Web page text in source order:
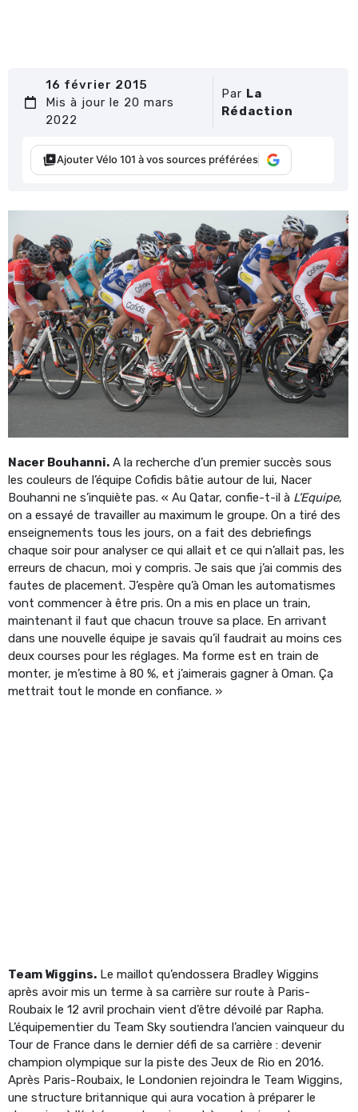
16 février 2015
Mis à jour le 20 mars
2022
Par La
Rédaction
Ajouter Vélo 101 à vos sources préférées
Nacer Bouhanni. A la recherche d’un premier succès sous
les couleurs de l’équipe Cofidis bâtie autour de lui, Nacer
Bouhanni ne s’inquiète pas. « Au Qatar, confie-t-il à L’Equipe,
on a essayé de travailler au maximum le groupe. On a tiré des
enseignements tous les jours, on a fait des debriefings
chaque soir pour analyser ce qui allait et ce qui n’allait pas, les
erreurs de chacun, moi y compris. Je sais que j’ai commis des
fautes de placement. J’espère qu’à Oman les automatismes
vont commencer à être pris. On a mis en place un train,
maintenant il faut que chacun trouve sa place. En arrivant
dans une nouvelle équipe je savais qu’il faudrait au moins ces
deux courses pour les réglages. Ma forme est en train de
monter, je m’estime à 80 %, et j’aimerais gagner à Oman. Ça
mettrait tout le monde en confiance. »
Team Wiggins. Le maillot qu’endossera Bradley Wiggins
après avoir mis un terme à sa carrière sur route à Paris-
Roubaix le 12 avril prochain vient d’être dévoilé par Rapha.
L’équipementier du Team Sky soutiendra l’ancien vainqueur du
Tour de France dans le dernier défi de sa carrière : devenir
champion olympique sur la piste des Jeux de Rio en 2016.
Après Paris-Roubaix, le Londonien rejoindra le Team Wiggins,
une structure britannique qui aura vocation à préparer le